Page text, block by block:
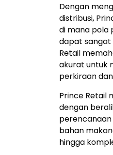
Dengan
distribusi,
di mana pola
dapat sangat
Retail
akurat untuk
perkiraan
Prince Retail
dengan
bahan
hingga